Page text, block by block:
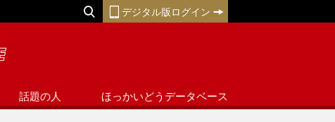
デジタル版ログイン
話題の人 ほっかいどうデータベース